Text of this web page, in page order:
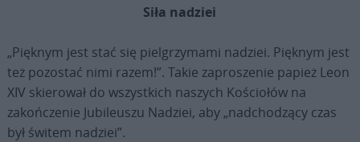
Siła nadziei
„Pięknym jest stać się pielgrzymami nadziei. Pięknym jest
też pozostać nimi razem!”. Takie zaproszenie papież Leon
XIV skierował do wszystkich naszych Kościołów na
zakończenie Jubileuszu Nadziei, aby „nadchodzący czas
był świtem nadziei”.